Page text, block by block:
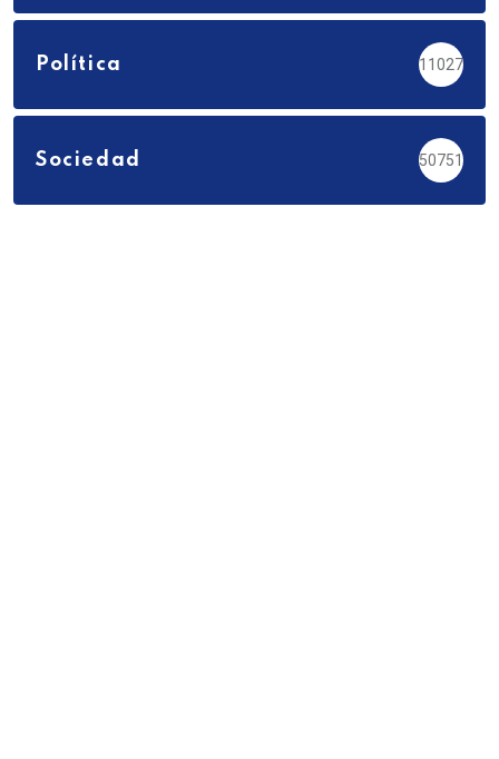
Política 11027
Sociedad 50751